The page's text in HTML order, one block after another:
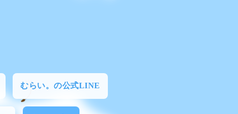
むらい。の公式LINE